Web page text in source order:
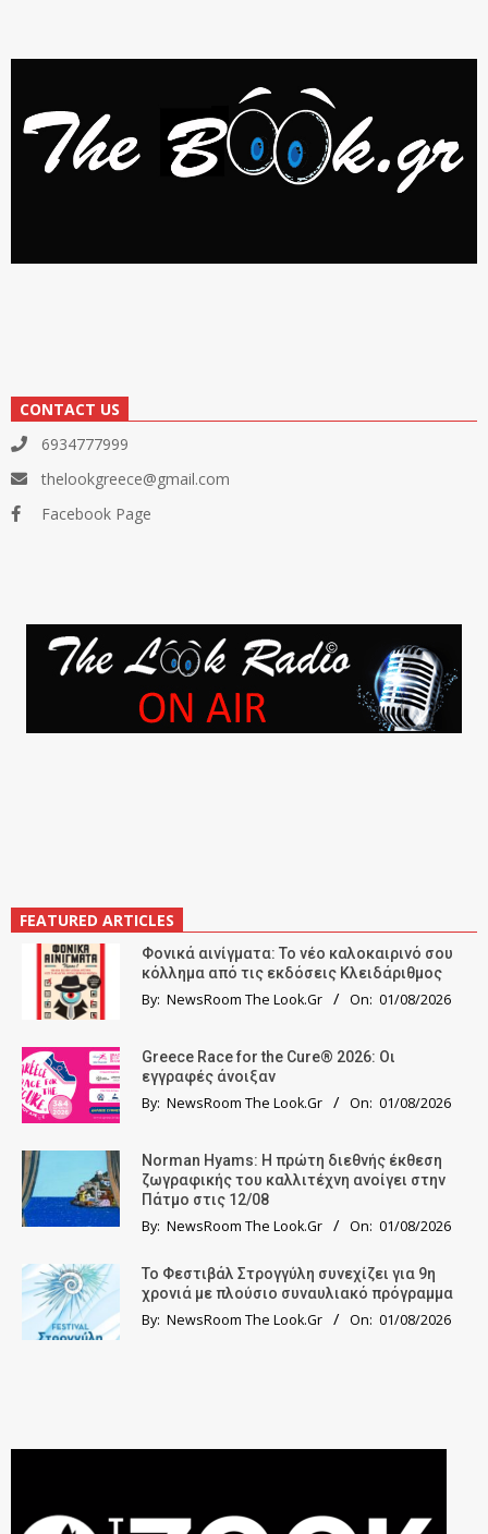
CONTACT US
6934777999
thelookgreece@gmail.com
Facebook Page
FEATURED ARTICLES
Φονικά αινίγματα: Το νέο καλοκαιρινό σου
κόλλημα από τις εκδόσεις Κλειδάριθμος
By: NewsRoom The Look.Gr On: 01/08/2026
Greece Race for the Cure® 2026: Οι
εγγραφές άνοιξαν
By: NewsRoom The Look.Gr On: 01/08/2026
Norman Hyams: Η πρώτη διεθνής έκθεση
ζωγραφικής του καλλιτέχνη ανοίγει στην
Πάτμο στις 12/08
By: NewsRoom The Look.Gr On: 01/08/2026
Το Φεστιβάλ Στρογγύλη συνεχίζει για 9η
χρονιά με πλούσιο συναυλιακό πρόγραμμα
By: NewsRoom The Look.Gr On: 01/08/2026